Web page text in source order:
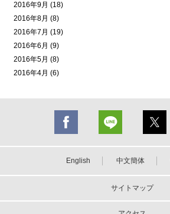
2016年9月 (18)
2016年8月 (8)
2016年7月 (19)
2016年6月 (9)
2016年5月 (8)
2016年4月 (6)
English 中文簡体
サイトマップ